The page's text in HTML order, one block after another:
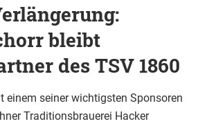
bleibt
des TSV 1860
einem seiner wichtigsten Sponsoren
Traditionsbrauerei Hacker